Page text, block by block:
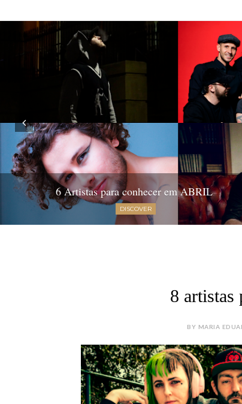
6 Artistas para conhecer em ABRIL
DISCOVER
8 artistas
BY MARIA